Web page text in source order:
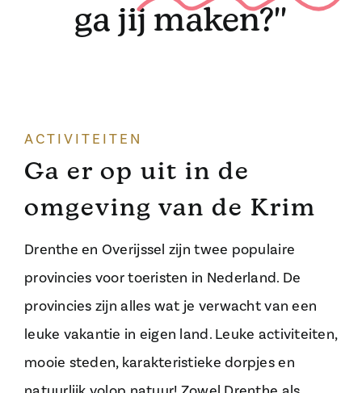
ga jij maken?''
ACTIVITEITEN
Ga er op uit in de
omgeving van de Krim
Drenthe en Overijssel zijn twee populaire
provincies voor toeristen in Nederland. De
provincies zijn alles wat je verwacht van een
leuke vakantie in eigen land. Leuke activiteiten,
mooie steden, karakteristieke dorpjes en